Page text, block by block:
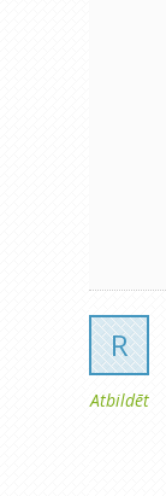
R
Atbildēt